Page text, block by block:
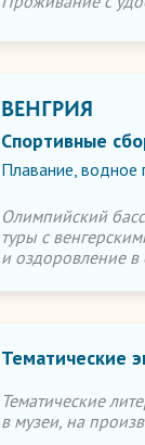
ВЕНГРИЯ
Спортивные
Плавание, водное
Олимпийский
туры с
и оздоровление в
Тематические
Тематические
в музеи, на